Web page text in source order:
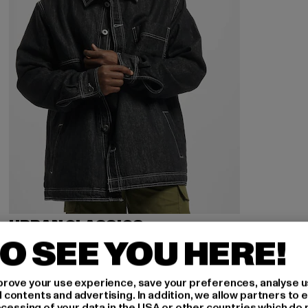
URBAN CLASSICS
Oversized Trucker Denim
36,00 EUR
Derzeitiger Preis: 36,00 EUR
89,99 EUR Aktionspreis: 89,99 EUR
SEE YOU HERE!
your use experience, save your preferences, analyse
and advertising. In addition, we allow partners to